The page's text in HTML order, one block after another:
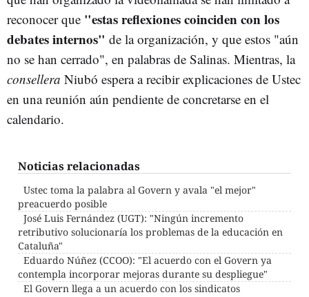
reconocer que "estas reflexiones coinciden con los
debates internos" de la organización, y que estos "aún
no se han cerrado", en palabras de Salinas. Mientras, la
consellera Niubó espera a recibir explicaciones de Ustec
en una reunión aún pendiente de concretarse en el
calendario.
Noticias relacionadas
Ustec toma la palabra al Govern y avala "el mejor"
preacuerdo posible
José Luis Fernández (UGT): "Ningún incremento
retributivo solucionaría los problemas de la educación en
Cataluña"
Eduardo Núñez (CCOO): "El acuerdo con el Govern ya
contempla incorporar mejoras durante su despliegue"
El Govern llega a un acuerdo con los sindicatos